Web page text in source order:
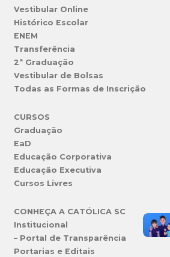
Vestibular Online
Histórico Escolar
ENEM
Transferência
2ª Graduação
Vestibular de Bolsas
Todas as Formas de Inscrição
CURSOS
Graduação
EaD
Educação Corporativa
Educação Executiva
Cursos Livres
CONHEÇA A CATÓLICA SC
Institucional
– Portal de Transparência
Portarias e Editais